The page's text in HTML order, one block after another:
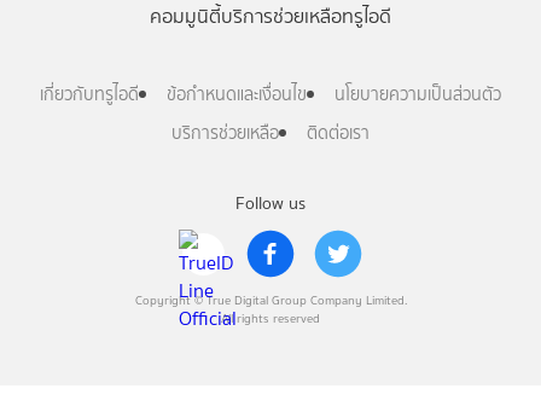
Follow us
Copyright © True Digital Group Company Limited.
All rights reserved
คอมมูนิตี้บริการช่วยเหลือทรูไอดี
เกี่ยวกับทรูไอดี ข้อกำหนดและเงื่อนไข
นโยบายความเป็นส่วนตัว
บริการช่วยเหลือ
ติดต่อเรา